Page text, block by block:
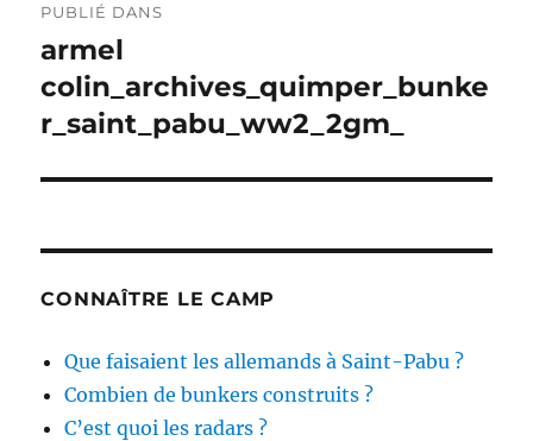
de
l’article
PUBLIÉ DANS
armel
colin_archives_quimper_bunke
r_saint_pabu_ww2_2gm_
CONNAÎTRE LE CAMP
Que faisaient les allemands à Saint-Pabu ?
Combien de bunkers construits ?
C’est quoi les radars ?